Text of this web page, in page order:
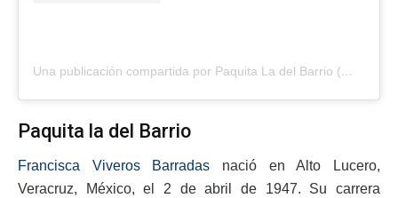
Una publicación compartida por Paquita La del Barrio (@paquitaoficialb)
Paquita la del Barrio
Francisca Viveros Barradas nació en Alto Lucero,
Veracruz, México, el 2 de abril de 1947. Su carrera